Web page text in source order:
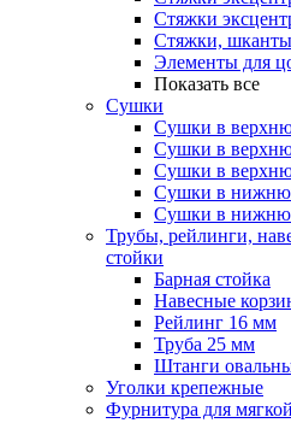
Стяжки
Стяжки, шканты
Элементы для
Показать все
Сушки
Сушки в
Сушки в
Сушки в
Сушки в
Сушки в
Трубы, рейлинги,
стойки
Барная стойка
Навесные
Рейлинг 16 мм
Труба 25 мм
Штанги
Уголки крепежные
Фурнитура для